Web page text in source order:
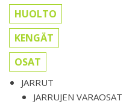
HUOLTO
KENGÄT
OSAT
JARRUT
JARRUJEN VARAOSAT